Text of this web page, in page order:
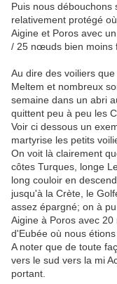
Puis nous débouchons
relativement protégé
Aigine et Poros avec
/ 25 nœuds bien moins
Au dire des voiliers
Meltem et nombreux
semaine dans un abri
quittent peu à peu les
Voir ci dessous un
martyrise les petits
On voit là clairement
côtes Turques, longe
long couloir en
jusqu'à la Crète, le
assez épargné; on à
Aigine à Poros avec
d'Eubée où nous
A noter que de toute
vers le sud vers la mi
portant.